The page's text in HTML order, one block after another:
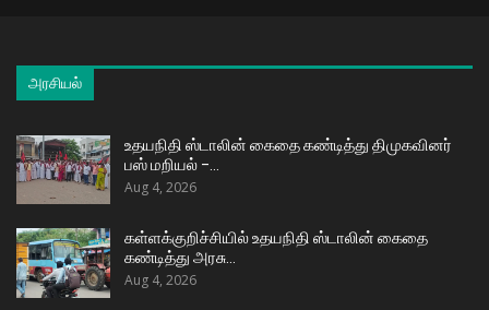
அரசியல்
உதயநிதி ஸ்டாலின் கைதை கண்டித்து திமுகவினர்
பஸ் மறியல் –…
Aug 4, 2026
கள்ளக்குறிச்சியில் உதயநிதி ஸ்டாலின் கைதை
கண்டித்து அரசு…
Aug 4, 2026